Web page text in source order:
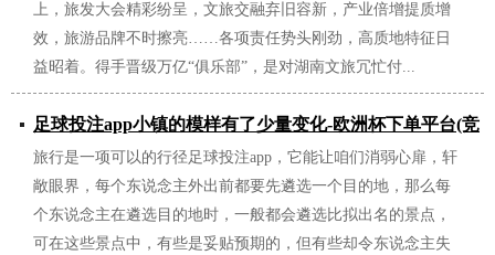
上，旅发大会精彩纷呈，文旅交融弃旧容新，产业倍增提质增
效，旅游品牌不时擦亮……各项责任势头刚劲，高质地特征日
益昭着。得手晋级万亿“俱乐部”，是对湖南文旅冗忙付...
足球投注app小镇的模样有了少量变化-欧洲杯下单平台(竞
猜)股份有限公司
旅行是一项可以的行径足球投注app，它能让咱们消弱心扉，轩
敞眼界，每个东说念主外出前都要先遴选一个目的地，那么每
个东说念主在遴选目的地时，一般都会遴选比拟出名的景点，
可在这些景点中，有些是妥贴预期的，但有些却令东说念主失